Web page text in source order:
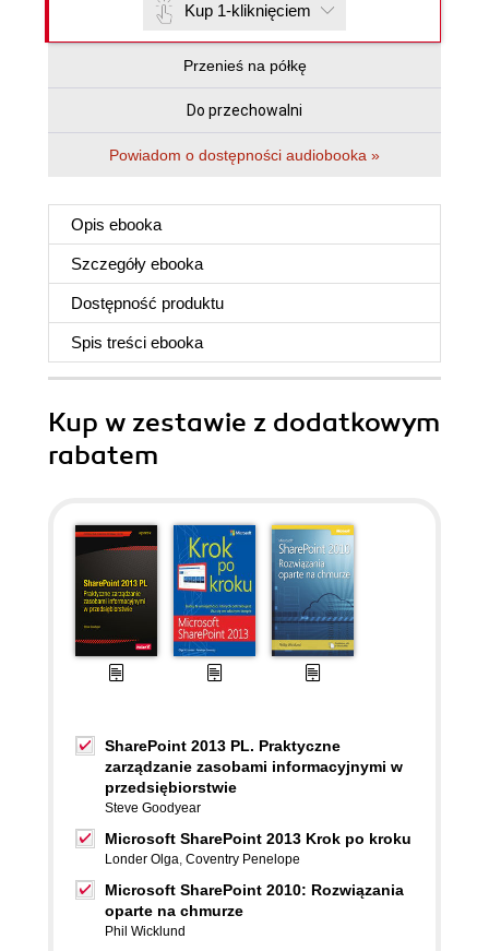
Kup 1-kliknięciem
Przenieś na półkę
Do przechowalni
Powiadom o dostępności audiobooka »
Opis ebooka
Szczegóły ebooka
Dostępność produktu
Spis treści ebooka
Kup w zestawie z dodatkowym
rabatem
SharePoint 2013 PL. Praktyczne
zarządzanie zasobami informacyjnymi w
przedsiębiorstwie
Steve Goodyear
Microsoft SharePoint 2013 Krok po kroku
Londer Olga, Coventry Penelope
Microsoft SharePoint 2010: Rozwiązania
oparte na chmurze
Phil Wicklund